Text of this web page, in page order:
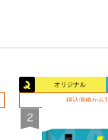
オリジナル
税込価格から